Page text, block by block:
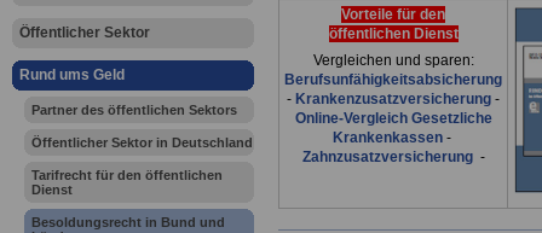
Öffentlicher Sektor
Rund ums Geld
Partner des öffentlichen Sektors
Öffentlicher Sektor in Deutschland
Tarifrecht für den öffentlichen
Dienst
Besoldungsrecht in Bund und
Vorteile für den
öffentlichen Dienst
Vergleichen und sparen:
Berufsunfähigkeitsabsicherung
- Krankenzusatzversicherung -
Online-Vergleich Gesetzliche
Krankenkassen-
Zahnzusatzversicherung-